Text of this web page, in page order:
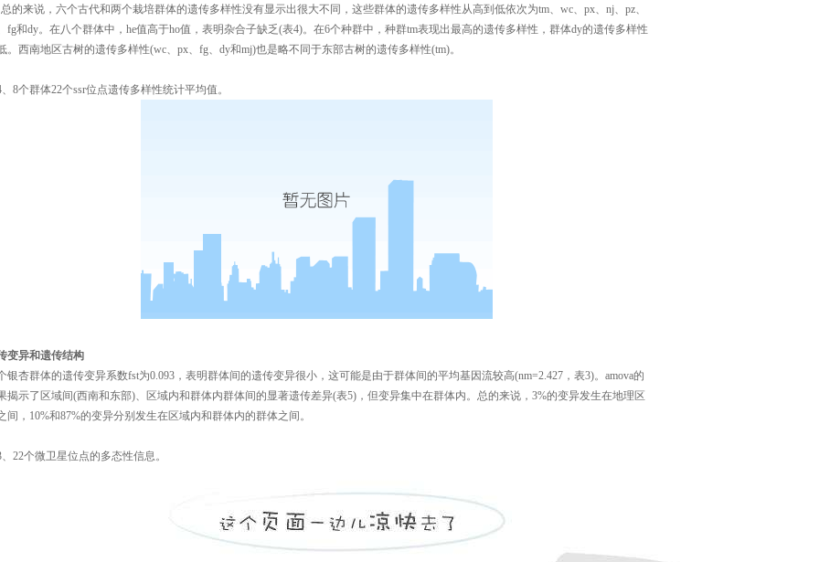
总的来说，六个古代和两个栽培群体的遗传多样性没有显示出很大不同，这些群体的遗传多样性从高到低依次为tm、wc、px、nj、pz、
fg和dy。在八个群体中，he值高于ho值，表明杂合子缺乏(表4)。在6个种群中，种群tm表现出最高的遗传多样性，群体dy的遗传多样性
。西南地区古树的遗传多样性(wc、px、fg、dy和mj)也是略不同于东部古树的遗传多样性(tm)。
8个群体22个ssr位点遗传多样性统计平均值。
变异和遗传结构
银杏群体的遗传变异系数fst为0.093，表明群体间的遗传变异很小，这可能是由于群体间的平均基因流较高(nm=2.427，表3)。amova的
揭示了区域间(西南和东部)、区域内和群体内群体间的显著遗传差异(表5)，但变异集中在群体内。总的来说，3%的变异发生在地理区
间，10%和87%的变异分别发生在区域内和群体内的群体之间。
22个微卫星位点的多态性信息。